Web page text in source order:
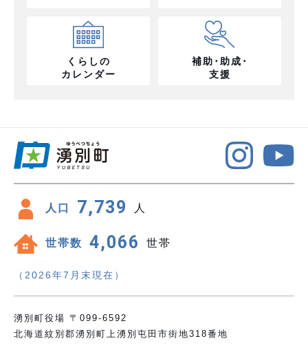
くらしの
カレンダー
補助･助成･
支援
人口 7,739 人
世帯数 4,066 世帯
（2026年7月末現在）
湧別町役場 〒099-6592
北海道紋別郡湧別町上湧別屯田市街地318番地